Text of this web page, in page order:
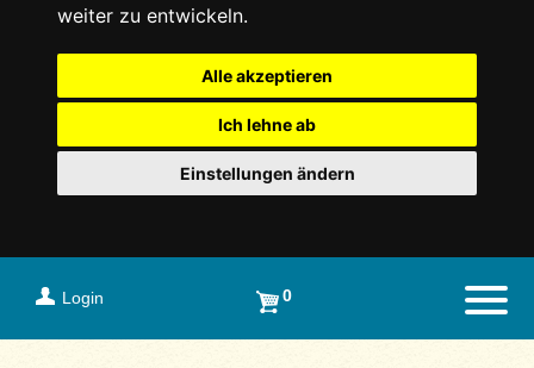
weiter zu entwickeln.
Alle akzeptieren
Ich lehne ab
Einstellungen ändern
Login 0